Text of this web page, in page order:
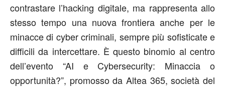
contrastare l’hacking digitale, ma rappresenta allo
stesso tempo una nuova frontiera anche per le
minacce di cyber criminali, sempre più sofisticate e
difficili da intercettare. È questo binomio al centro
dell’evento “AI e Cybersecurity: Minaccia o
opportunità?”, promosso da Altea 365, società del